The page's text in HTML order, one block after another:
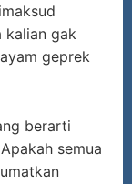
kalian gak
geprek
berarti
Apakah semua